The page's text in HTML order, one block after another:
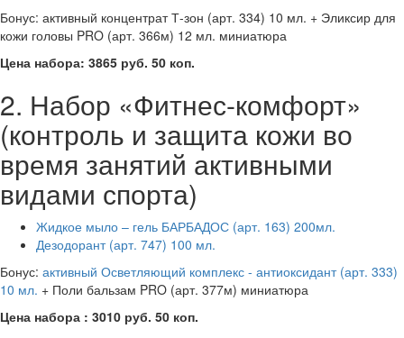
Бонус: активный концентрат Т-зон (арт. 334) 10 мл. + Эликсир для
кожи головы PRO (арт. 366м) 12 мл. миниатюра
Цена набора: 3865 руб. 50 коп.
2. Набор «Фитнес-комфорт»
(контроль и защита кожи во
время занятий активными
видами спорта)
Жидкое мыло – гель БАРБАДОС (арт. 163) 200мл.
Дезодорант (арт. 747) 100 мл.
Бонус: активный Осветляющий комплекс - антиоксидант (арт. 333)
10 мл. + Поли бальзам PRO (арт. 377м) миниатюра
Цена набора : 3010 руб. 50 коп.